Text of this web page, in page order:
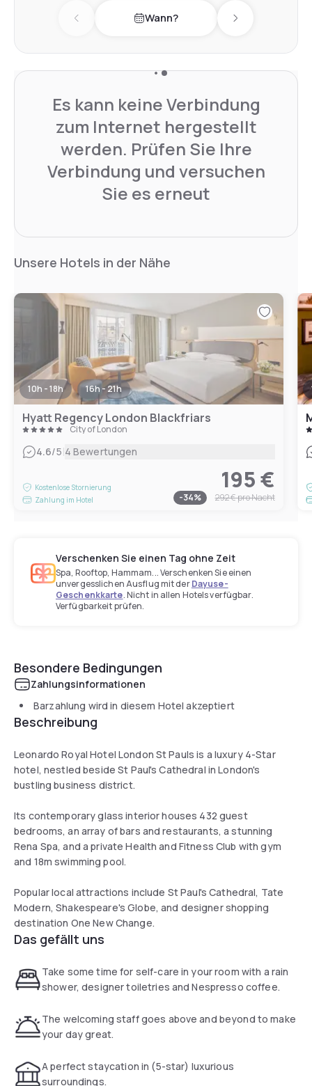
Previous day Wann? Next day
Es kann keine Verbindung
zum Internet hergestellt
werden. Prüfen Sie Ihre
Verbindung und versuchen
Sie es erneut
Unsere Hotels in der Nähe
10h - 18h 16h - 21h
Hyatt Regency London Blackfriars
City of London
4.6/5|4 Bewertungen
Kostenlose Stornierung
Zahlung im Hotel
195 €
-34% 292 €pro Nacht
Verschenken Sie einen Tag ohne Zeit
Spa, Rooftop, Hammam... Verschenken Sie einen
unvergesslichen Ausflug mit derDayuse-
Geschenkkarte. Nicht in allen Hotels verfügbar.
Verfügbarkeit prüfen.
Besondere Bedingungen
Zahlungsinformationen
Barzahlung wird in diesem Hotel akzeptiert
Beschreibung
Leonardo Royal Hotel London St Pauls is a luxury 4-Star
hotel, nestled beside St Paul's Cathedral in London's
bustling business district.
Its contemporary glass interior houses 432 guest
bedrooms, an array of bars and restaurants, a stunning
Rena Spa, and a private Health and Fitness Club with gym
and 18m swimming pool.
Popular local attractions include St Paul's Cathedral, Tate
Modern, Shakespeare's Globe, and designer shopping
destination One New Change.
Das gefällt uns
Take some time for self-care in your room with a rain
shower, designer toiletries and Nespresso coffee.
The welcoming staff goes above and beyond to make
your day great.
A perfect staycation in (5-star) luxurious
surroundings.